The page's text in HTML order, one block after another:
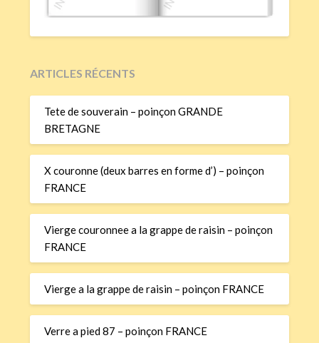
ARTICLES RÉCENTS
Tete de souverain – poinçon GRANDE
BRETAGNE
X couronne (deux barres en forme d’) – poinçon
FRANCE
Vierge couronnee a la grappe de raisin – poinçon
FRANCE
Vierge a la grappe de raisin – poinçon FRANCE
Verre a pied 87 – poinçon FRANCE